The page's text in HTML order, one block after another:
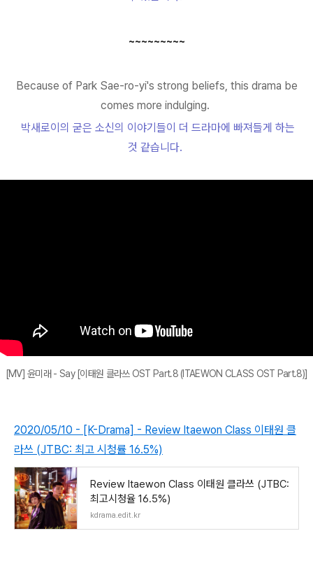
~~~~~~~~~
Because of Park Sae-ro-yi's strong beliefs, this drama be
comes more indulging.
박새로이의 굳은 소신의 이야기들이 더 드라마에 빠져들게 하는
것 같습니다.
[MV] 윤미래 - Say [이태원 클라쓰 OST Part.8 (ITAEWON CLASS OST Part.8)]
2020/05/10 - [K-Drama] - Review Itaewon Class 이태원 클
라쓰 (JTBC: 최고 시청률 16.5%)
Review Itaewon Class 이태원 클라쓰 (JTBC:
최고시청율 16.5%)
kdrama.edit.kr